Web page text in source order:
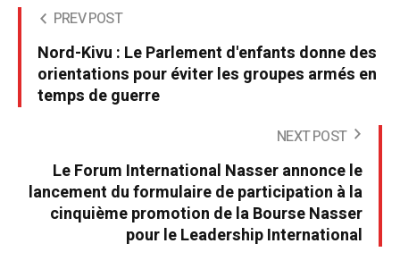
PREV POST
Nord-Kivu : Le Parlement d'enfants donne des
orientations pour éviter les groupes armés en
temps de guerre
NEXT POST
Le Forum International Nasser annonce le
lancement du formulaire de participation à la
cinquième promotion de la Bourse Nasser
pour le Leadership International